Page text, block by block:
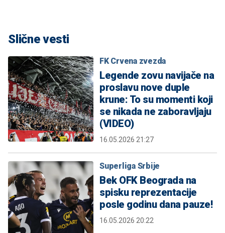
Slične vesti
FK Crvena zvezda
Legende zovu navijače na
proslavu nove duple
krune: To su momenti koji
se nikada ne zaboravljaju
(VIDEO)
16.05.2026 21:27
Superliga Srbije
Bek OFK Beograda na
spisku reprezentacije
posle godinu dana pauze!
16.05.2026 20:22